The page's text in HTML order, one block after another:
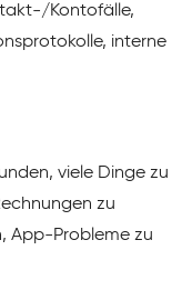
Kontofälle,
interne
viele Dinge zu
zu
App-Probleme zu